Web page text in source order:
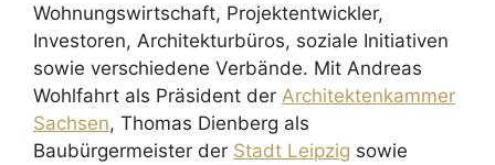
Wohnungswirtschaft, Projektentwickler,
Investoren, Architekturbüros, soziale Initiativen
sowie verschiedene Verbände. Mit Andreas
Wohlfahrt als Präsident der Architektenkammer
Sachsen, Thomas Dienberg als
Baubürgermeister der Stadt Leipzig sowie